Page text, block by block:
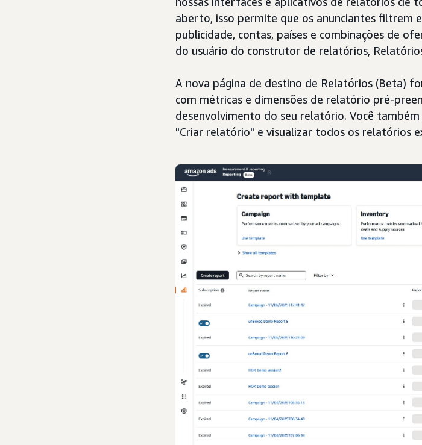
aberto, isso permite que os anunciantes filtrem
publicidade, contas, países e combinações de
do usuário do construtor de relatórios,
A nova página de destino de Relatórios (Beta)
com métricas e dimensões de relatório pré-
desenvolvimento do seu relatório. Você
"Criar relatório" e visualizar todos os relatórios